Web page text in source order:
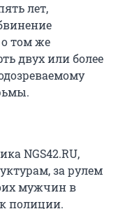
лет,
том же
двух или более
NGS42.RU,
за рулем
мужчин в
полиции.